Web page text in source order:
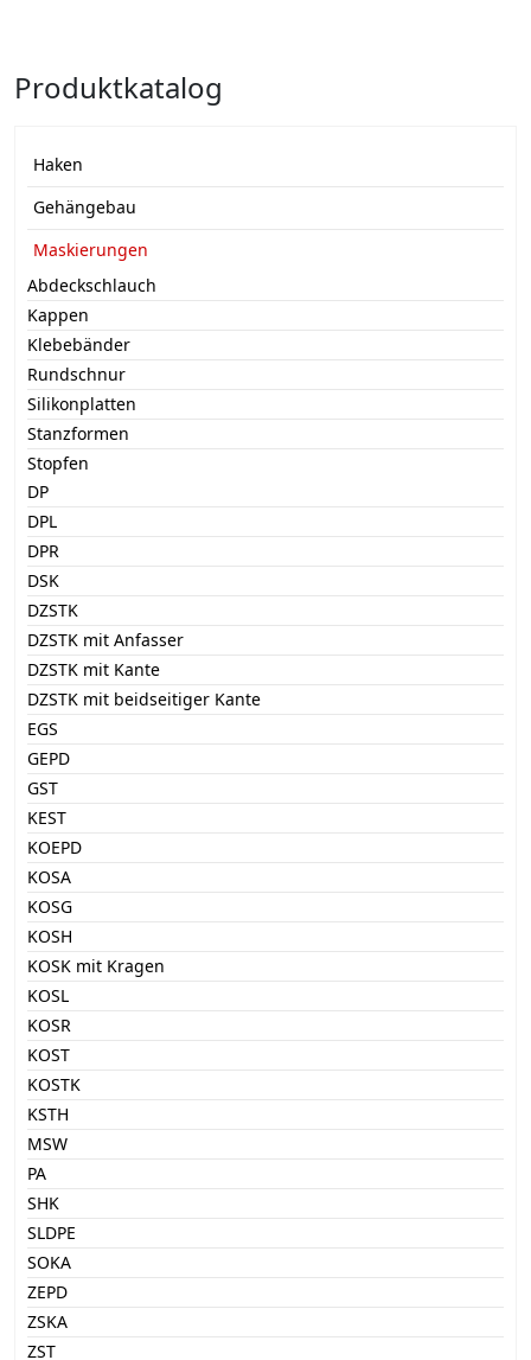
Produktkatalog
Haken
Gehängebau
Maskierungen
Abdeckschlauch
Kappen
Klebebänder
Rundschnur
Silikonplatten
Stanzformen
Stopfen
DP
DPL
DPR
DSK
DZSTK
DZSTK mit Anfasser
DZSTK mit Kante
DZSTK mit beidseitiger Kante
EGS
GEPD
GST
KEST
KOEPD
KOSA
KOSG
KOSH
KOSK mit Kragen
KOSL
KOSR
KOST
KOSTK
KSTH
MSW
PA
SHK
SLDPE
SOKA
ZEPD
ZSKA
ZST